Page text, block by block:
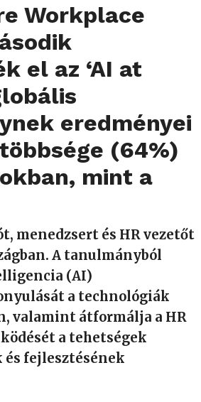
Workplace
el az ‘AI at
eredményei
(64%)
mint a
menedzsert és HR vezetőt
A tanulmányból
(AI)
a technológiák
valamint átformálja a HR
a tehetségek
fejlesztésének